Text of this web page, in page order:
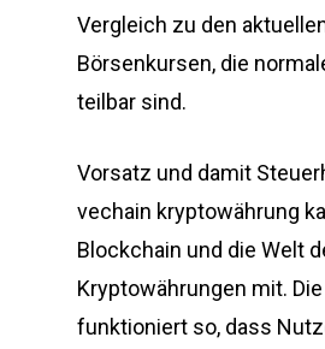
Vergleich zu den
Börsenkursen, die
teilbar sind.
Vorsatz und damit
vechain kryptowährung
Blockchain und die Welt
Kryptowährungen mit.
funktioniert so, dass